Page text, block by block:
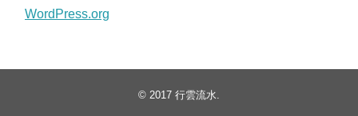
WordPress.org
© 2017 行雲流水